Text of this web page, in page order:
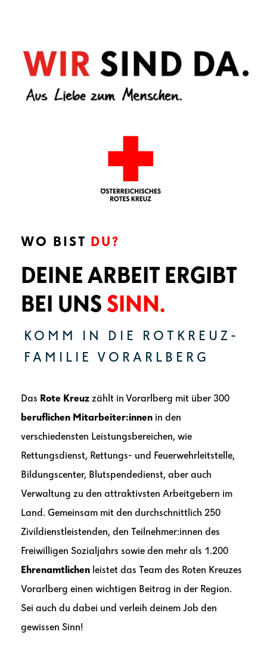
WO BIST DU?
DEINE ARBEIT ERGIBT
BEI UNS SINN.
KOMM IN DIE ROTKREUZ-
FAMILIE VORARLBERG
Das Rote Kreuz zählt in Vorarlberg mit über 300
beruflichen Mitarbeiter:innen in den
verschiedensten Leistungsbereichen, wie
Rettungsdienst, Rettungs- und Feuerwehrleitstelle,
Bildungscenter, Blutspendedienst, aber auch
Verwaltung zu den attraktivsten Arbeitgebern im
Land. Gemeinsam mit den durchschnittlich 250
Zivildienstleistenden, den Teilnehmer:innen des
Freiwilligen Sozialjahrs sowie den mehr als 1.200
Ehrenamtlichen leistet das Team des Roten Kreuzes
Vorarlberg einen wichtigen Beitrag in der Region.
Sei auch du dabei und verleih deinem Job den
gewissen Sinn!